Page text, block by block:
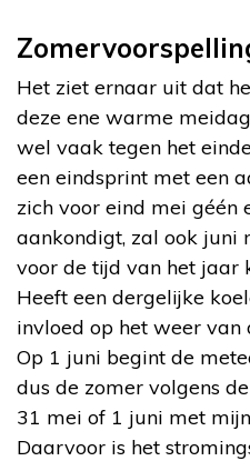
Het ziet ernaar uit dat
deze ene warme
wel vaak tegen het
een eindsprint met een
zich voor eind mei géén
aankondigt, zal ook juni
voor de tijd van het jaar
Heeft een dergelijke
invloed op het weer van
Op 1 juni begint de
dus de zomer volgens
31 mei of 1 juni met
Daarvoor is het